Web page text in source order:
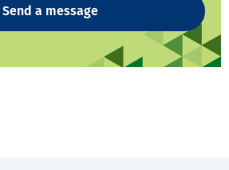
Send a message